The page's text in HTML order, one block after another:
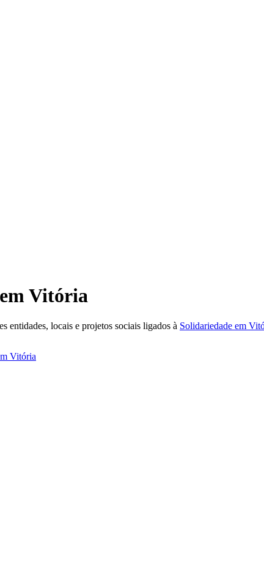
Vitória
entidades, locais e projetos sociais ligados à Solidariedade em
Vitória